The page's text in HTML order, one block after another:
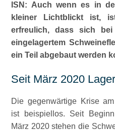
ISN: Auch wenn es in
kleiner Lichtblickt ist,
erfreulich, dass sich
eingelagertem
ein Teil abgebaut werden
Seit März 2020
Die gegenwärtige Krise
ist beispiellos. Seit
März 2020 stehen die